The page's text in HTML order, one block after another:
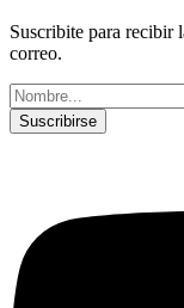
Suscribite para recibir
correo.
Suscribirse